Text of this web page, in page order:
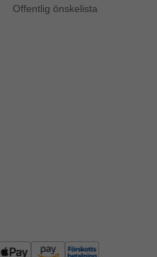
Offentlig önskelista